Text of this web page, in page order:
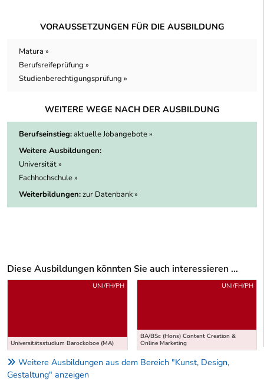
VORAUSSETZUNGEN FÜR DIE AUSBILDUNG
Matura »
Berufsreifeprüfung »
Studienberechtigungsprüfung »
WEITERE WEGE NACH DER AUSBILDUNG
Berufseinstieg:aktuelle Jobangebote »
Weitere Ausbildungen:
Universität »
Fachhochschule »
Weiterbildungen:zur Datenbank »
Diese Ausbildungen könnten Sie auch interessieren ...
Uber weitere Ausbildungsvorschläge
Universitätsstudium Barockoboe (MA)
UNI/FH/PH
BA/BSc (Hons) Content Creation &
Online Marketing
UNI/FH/PH
Weitere Ausbildungen aus dem Bereich "Kunst, Design,
Gestaltung" anzeigen